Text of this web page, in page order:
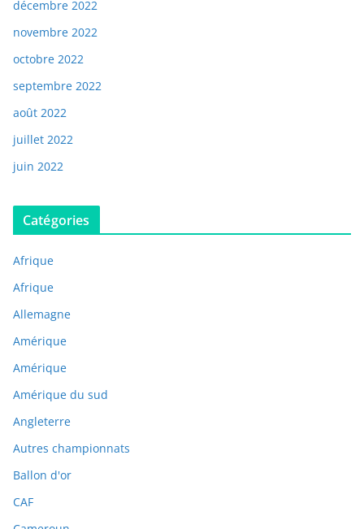
décembre 2022
novembre 2022
octobre 2022
septembre 2022
août 2022
juillet 2022
juin 2022
Catégories
Afrique
Afrique
Allemagne
Amérique
Amérique
Amérique du sud
Angleterre
Autres championnats
Ballon d'or
CAF